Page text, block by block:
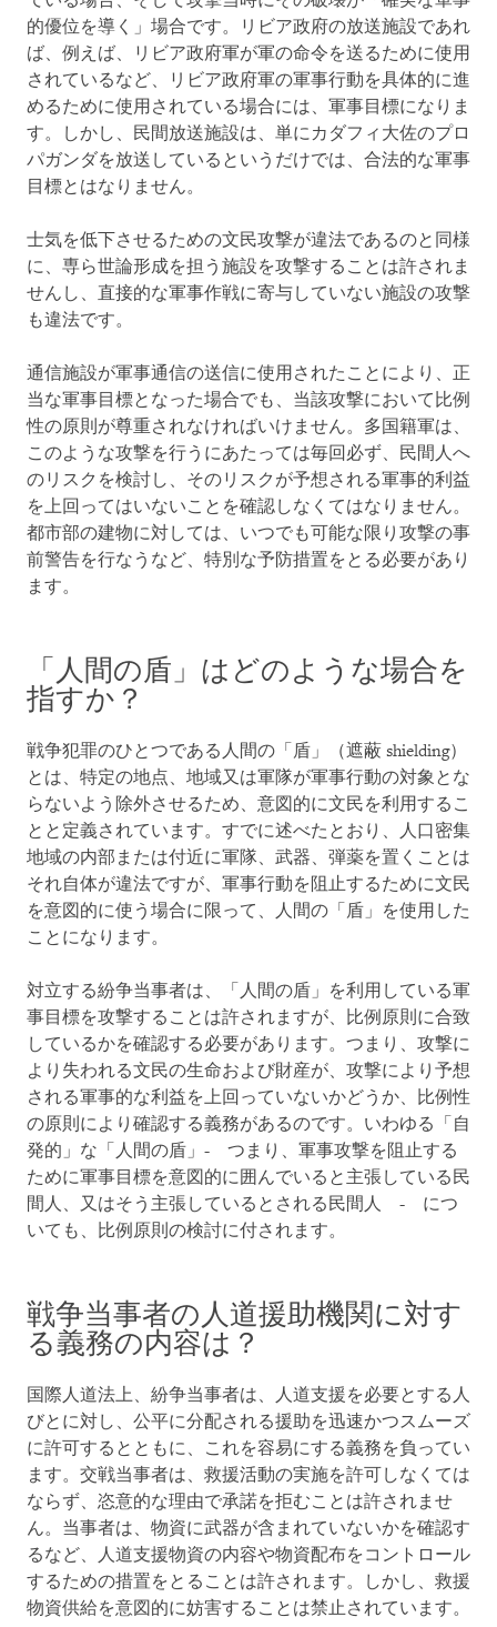
的優位を導く」場合です。リビア政府の放送施設であれ
ば、例えば、リビア政府軍が軍の命令を送るために使用
されているなど、リビア政府軍の軍事行動を具体的に進
めるために使用されている場合には、軍事目標になりま
す。しかし、民間放送施設は、単にカダフィ大佐のプロ
パガンダを放送しているというだけでは、合法的な軍事
目標とはなりません。
士気を低下させるための文民攻撃が違法であるのと同様
に、専ら世論形成を担う施設を攻撃することは許されま
せんし、直接的な軍事作戦に寄与していない施設の攻撃
も違法です。
通信施設が軍事通信の送信に使用されたことにより、正
当な軍事目標となった場合でも、当該攻撃において比例
性の原則が尊重されなければいけません。多国籍軍は、
このような攻撃を行うにあたっては毎回必ず、民間人へ
のリスクを検討し、そのリスクが予想される軍事的利益
を上回ってはいないことを確認しなくてはなりません。
都市部の建物に対しては、いつでも可能な限り攻撃の事
前警告を行なうなど、特別な予防措置をとる必要があり
ます。
「人間の盾」はどのような場合を
指すか？
戦争犯罪のひとつである人間の「盾」（遮蔽 shielding）
とは、特定の地点、地域又は軍隊が軍事行動の対象とな
らないよう除外させるため、意図的に文民を利用するこ
とと定義されています。すでに述べたとおり、人口密集
地域の内部または付近に軍隊、武器、弾薬を置くことは
それ自体が違法ですが、軍事行動を阻止するために文民
を意図的に使う場合に限って、人間の「盾」を使用した
ことになります。
対立する紛争当事者は、「人間の盾」を利用している軍
事目標を攻撃することは許されますが、比例原則に合致
しているかを確認する必要があります。つまり、攻撃に
より失われる文民の生命および財産が、攻撃により予想
される軍事的な利益を上回っていないかどうか、比例性
の原則により確認する義務があるのです。いわゆる「自
発的」な「人間の盾」- つまり、軍事攻撃を阻止する
ために軍事目標を意図的に囲んでいると主張している民
間人、又はそう主張しているとされる民間人 - につ
いても、比例原則の検討に付されます。
戦争当事者の人道援助機関に対す
る義務の内容は？
国際人道法上、紛争当事者は、人道支援を必要とする人
びとに対し、公平に分配される援助を迅速かつスムーズ
に許可するとともに、これを容易にする義務を負ってい
ます。交戦当事者は、救援活動の実施を許可しなくては
ならず、恣意的な理由で承諾を拒むことは許されませ
ん。当事者は、物資に武器が含まれていないかを確認す
るなど、人道支援物資の内容や物資配布をコントロール
するための措置をとることは許されます。しかし、救援
物資供給を意図的に妨害することは禁止されています。